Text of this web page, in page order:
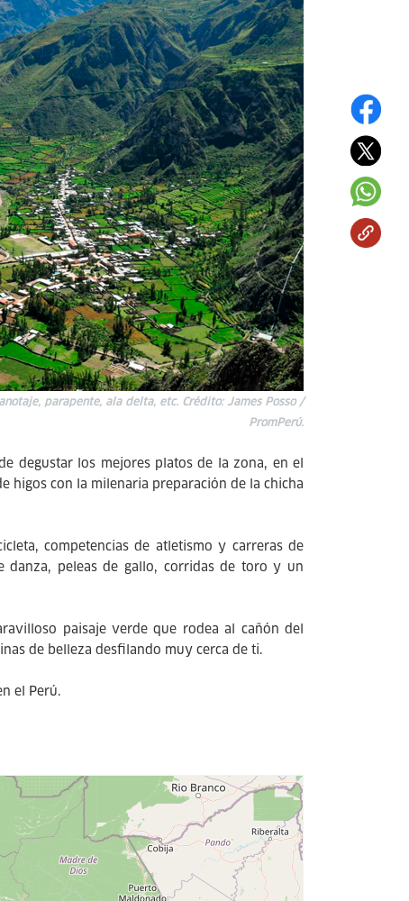
parapente, ala delta, etc. Crédito: James Posso /
PromPerú.
degustar los mejores platos de la zona, en el
higos con la milenaria preparación de la chicha
competencias de atletismo y carreras de
danza, peleas de gallo, corridas de toro y un
paisaje verde que rodea al cañón del
de belleza desfilando muy cerca de ti.
el Perú.